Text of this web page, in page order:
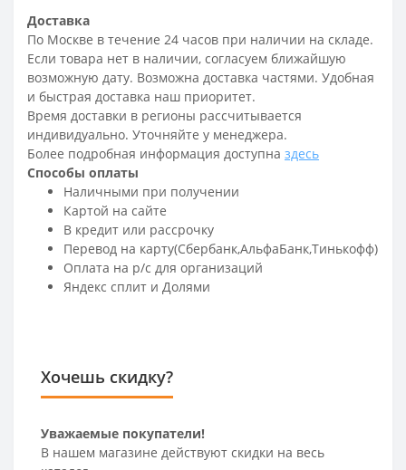
Доставка
По Москве в течение 24 часов при наличии на складе.
Если товара нет в наличии, согласуем ближайшую
возможную дату. Возможна доставка частями. Удобная
и быстрая доставка наш приоритет.
Время доставки в регионы рассчитывается
индивидуально. Уточняйте у менеджера.
Более подробная информация доступна здесь
Способы оплаты
Наличными при получении
Картой на сайте
В кредит или рассрочку
Перевод на карту(Сбербанк,АльфаБанк,Тинькофф)
Оплата на р/c для организаций
Яндекс сплит и Долями
Хочешь скидку?
Уважаемые покупатели!
В нашем магазине действуют скидки на весь